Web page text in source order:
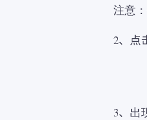
注意
2、点
3、 出